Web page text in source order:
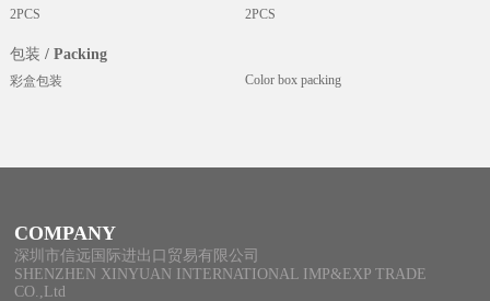
2PCS 2PCS
包装 / Packing
彩盒包装 Color box packing
COMPANY
深圳市信远国际进出口贸易有限公司
SHENZHEN XINYUAN INTERNATIONAL IMP&EXP TRADE
CO.,Ltd